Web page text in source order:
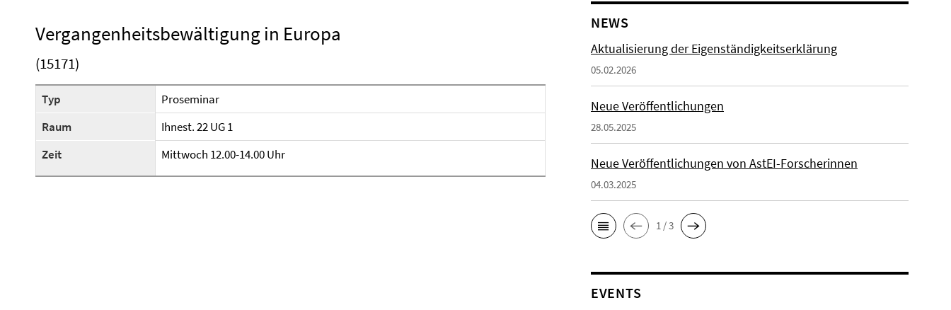
Vergangenheitsbewältigung in Europa
(15171)
Typ
Proseminar
Raum
Ihnest. 22 UG 1
Zeit
Mittwoch 12.00-14.00 Uhr
NEWS
Aktualisierung der Eigenständigkeitserklärung
05.02.2026
Neue Veröffentlichungen
28.05.2025
Neue Veröffentlichungen von AstEI-Forscherinnen
04.03.2025
1 / 3
EVENTS